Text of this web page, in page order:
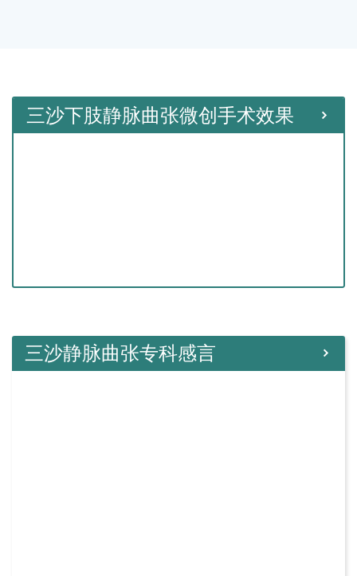
三沙下肢静脉曲张微创手术效果
三沙静脉曲张专科感言